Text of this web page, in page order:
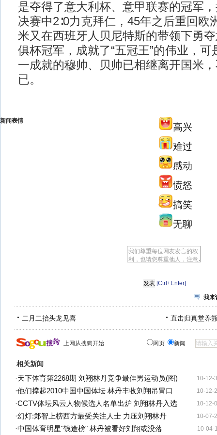
是夺得了意大利杯、意甲联赛的冠军
决赛中2∶0力克拜仁，45年之后重回欧
米又在西班牙人贝尼特斯的带领下勇
俱杯冠军，成就了“五冠王”的伟业，
一成就的穆帅、贝帅已相继离开国米
已。
新闻表情
高兴
难过
感动
愤怒
搞笑
无聊
[Ctrl+Enter]
我来
二月二抬头龙见喜 直击归真堂养
上网从搜狗开始 网页 新闻
相关新闻
10-12-
·天下体育第2268期 刘翔林丹竞争最佳男运动员(图)
10-12-
·他们撑起2010中国中国体坛 林丹丰收刘翔吊胃口
10-12-
·CCTV体坛风云人物候选人名单出炉 刘翔林丹入选
10-07-
·幻灯:郑智上榜西方最受关注人士 力压刘翔林丹
10-04-
·中国体育明星"钱途榜" 林丹被看好刘翔或没落